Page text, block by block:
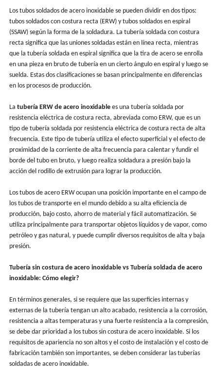
Los tubos soldados de acero inoxidable se pueden dividir en dos tipos:
tubos soldados con costura recta (ERW) y tubos soldados en espiral
(SSAW) según la forma de la soldadura. La tubería soldada con costura
recta significa que las uniones soldadas están en línea recta, mientras
que la tubería soldada en espiral significa que la tira de acero se enrolla
en una pieza en bruto de tubería en un cierto ángulo en espiral y luego se
suelda. Estas dos clasificaciones se basan principalmente en diferencias
en los procesos de producción.
La ‌ tubería ERW de acero inoxidable‌es una tubería soldada por
resistencia eléctrica de costura recta, abreviada como ERW, que es un
tipo de tubería soldada por resistencia eléctrica de costura recta de alta
frecuencia. Este tipo de tubería utiliza el efecto superficial y el efecto de
proximidad de la corriente de alta frecuencia para calentar y fundir el
borde del tubo en bruto, y luego realiza soldadura a presión bajo la
acción del rodillo de extrusión para lograr la producción.
Los tubos de acero ERW ocupan una posición importante en el campo de
los tubos de transporte en el mundo debido a su alta eficiencia de
producción, bajo costo, ahorro de material y fácil automatización. Se
utiliza principalmente para transportar objetos líquidos y de vapor, como
petróleo y gas natural, y puede cumplir diversos requisitos de alta y baja
presión.
Tubería sin costura de acero inoxidable vs Tubería soldada de acero
inoxidable: Cómo elegir?
En términos generales, si se requiere que las superficies internas y
externas de la tubería tengan un alto acabado, resistencia a la corrosión,
resistencia a altas temperaturas y una fuerte resistencia a la compresión,
se debe dar prioridad a los tubos sin costura de acero inoxidable. Si los
requisitos de apariencia no son altos y el costo de instalación y el costo de
fabricación también son importantes, se deben considerar las tuberías
soldadas de acero inoxidable.